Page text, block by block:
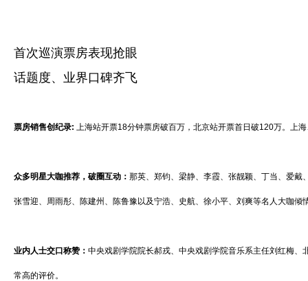
首次巡演票房表现抢眼
话题度、业界口碑齐飞
票房销售创纪录: 上海站开票18分钟票房破百万，北京站开票首日破120万。上
众多明星大咖推荐，破圈互动： 那英、郑钧、梁静、李霞、张靓颖、丁当、爱
张雪迎、周雨彤、陈建州、陈鲁豫以及宁浩、史航、徐小平、刘爽等名人大咖倾
业内人士交口称赞： 中央戏剧学院院长郝戎、中央戏剧学院音乐系主任刘红梅
常高的评价。